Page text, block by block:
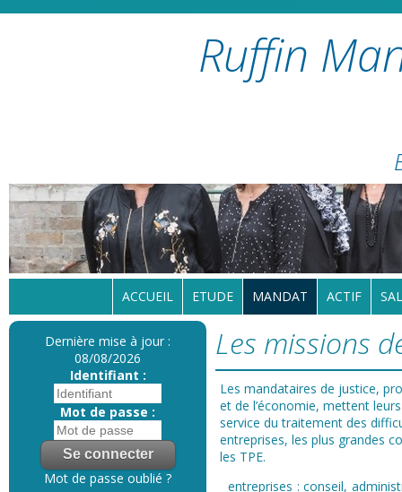
Ruffin
ACCUEIL ETUDE MANDAT ACTIF
Dernière mise à jour :
08/08/2026
Identifiant :
Mot de passe :
Mot de passe oublié ?
Les missions
Les mandataires de justice,
et de l’économie, mettent
service du traitement des
entreprises, les plus grandes
les TPE.
entreprises : conseil,